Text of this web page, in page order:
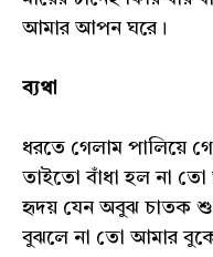
আমার আপন ঘরে।
ব্যথা
ধরতে গেলাম পালিয়ে
তাইতো বাঁধা হল না তো
হৃদয় যেন অবুঝ চাতক
বুঝলে না তো আমার